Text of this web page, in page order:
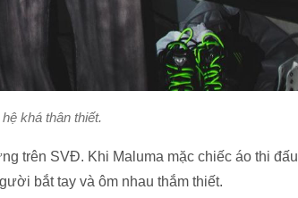
khá thân thiết.
trên SVĐ. Khi Maluma mặc chiếc áo thi đấu
bắt tay và ôm nhau thắm thiết.